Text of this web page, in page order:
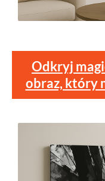
Odkryj
obraz, który